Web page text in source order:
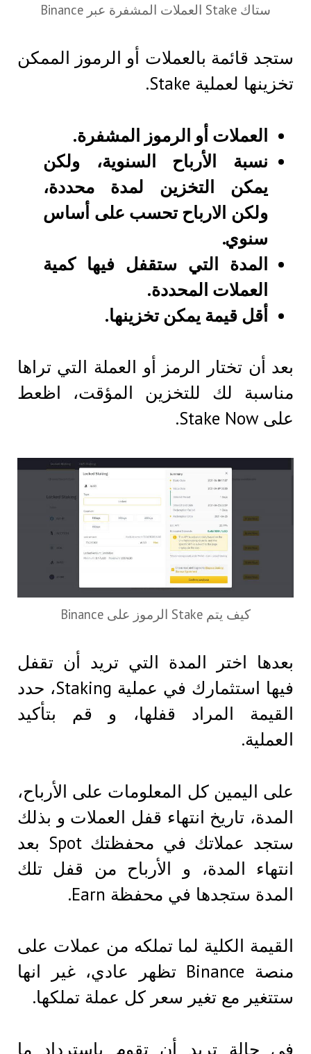
ستاك Stake العملات المشفرة عبر Binance
ستجد قائمة بالعملات أو الرموز الممكن
تخزينها لعملية Stake.
العملات أو الرموز المشفرة.
نسبة الأرباح السنوية، ولكن
يمكن التخزين لمدة محددة،
ولكن الارباح تحسب على أساس
سنوي.
المدة التي ستقفل فيها كمية
العملات المحددة.
أقل قيمة يمكن تخزينها.
بعد أن تختار الرمز أو العملة التي تراها
مناسبة لك للتخزين المؤقت، اظعط
على Stake Now.
كيف يتم Stake الرموز على Binance
بعدها اختر المدة التي تريد أن تقفل
فيها استثمارك في عملية Staking، حدد
القيمة المراد قفلها، و قم بتأكيد
العملية.
على اليمين كل المعلومات على الأرباح،
المدة، تاريخ انتهاء قفل العملات و بذلك
ستجد عملاتك في محفظتك Spot بعد
انتهاء المدة، و الأرباح من قفل تلك
المدة ستجدها في محفظة Earn.
القيمة الكلية لما تملكه من عملات على
منصة Binance تظهر عادي، غير انها
ستتغير مع تغير سعر كل عملة تملكها.
في حالة تريد أن تقوم باسترداد ما